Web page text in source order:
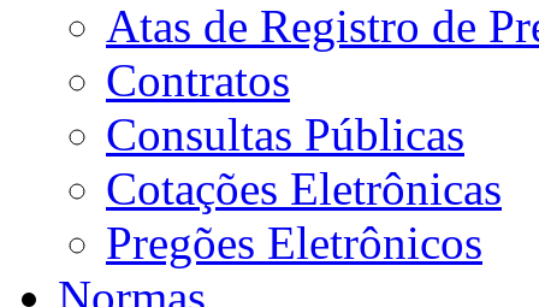
Atas de Registro de
Contratos
Consultas Públicas
Cotações Eletrônicas
Pregões Eletrônicos
Normas